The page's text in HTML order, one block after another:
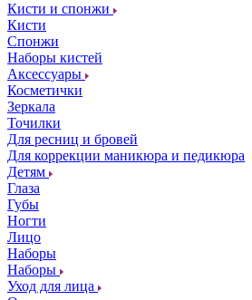
Кисти и спонжи
Кисти
Спонжи
Наборы кистей
Аксессуары
Косметички
Зеркала
Точилки
Для ресниц и бровей
Для коррекции маникюра и педикюра
Детям
Глаза
Губы
Ногти
Лицо
Наборы
Наборы
Уход для лица